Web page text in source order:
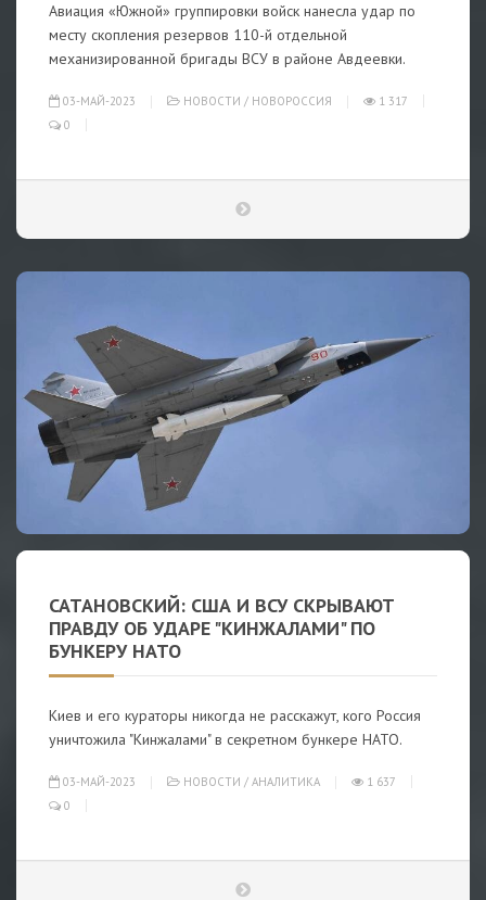
Авиация «Южной» группировки войск нанесла удар по
месту скопления резервов 110-й отдельной
механизированной бригады ВСУ в районе Авдеевки.
03-МАЙ-2023 НОВОСТИ / НОВОРОССИЯ
1 317
0
САТАНОВСКИЙ: США И ВСУ СКРЫВАЮТ
ПРАВДУ ОБ УДАРЕ "КИНЖАЛАМИ" ПО
БУНКЕРУ НАТО
Киев и его кураторы никогда не расскажут, кого Россия
уничтожила "Кинжалами" в секретном бункере НАТО.
03-МАЙ-2023 НОВОСТИ / АНАЛИТИКА
1 637
0